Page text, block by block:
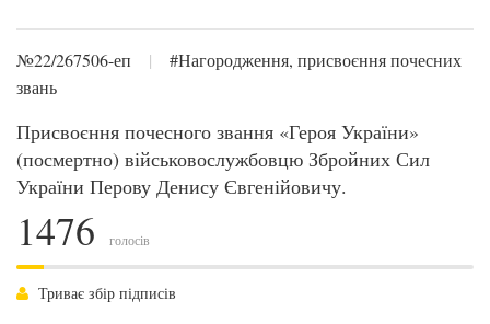
№22/267506-еп |
#Нагородження, присвоєння почесних
звань
Присвоєння почесного звання «Героя України»
(посмертно) військовослужбовцю Збройних Сил
України Перову Денису Євгенійовичу.
1476 голосів
Триває збір підписів